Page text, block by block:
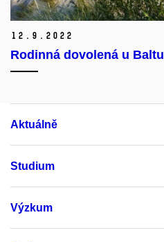
12. 9. 2022
Rodinná dovolená u Baltu
Aktuálně
Studium
Výzkum